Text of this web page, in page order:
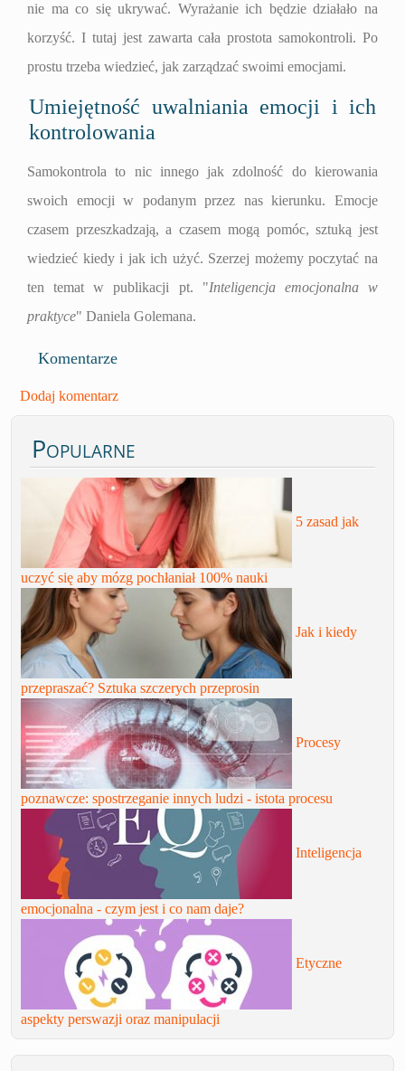
nie ma co się ukrywać. Wyrażanie ich będzie działało na
korzyść. I tutaj jest zawarta cała prostota samokontroli. Po
prostu trzeba wiedzieć, jak zarządzać swoimi emocjami.
Umiejętność uwalniania emocji i ich
kontrolowania
Samokontrola to nic innego jak zdolność do kierowania
swoich emocji w podanym przez nas kierunku. Emocje
czasem przeszkadzają, a czasem mogą pomóc, sztuką jest
wiedzieć kiedy i jak ich użyć. Szerzej możemy poczytać na
ten temat w publikacji pt. "Inteligencja emocjonalna w
praktyce" Daniela Golemana.
Komentarze
Dodaj komentarz
Popularne
5 zasad jak
uczyć się aby mózg pochłaniał 100% nauki
Jak i kiedy
przepraszać? Sztuka szczerych przeprosin
Procesy
poznawcze: spostrzeganie innych ludzi - istota procesu
Inteligencja
emocjonalna - czym jest i co nam daje?
Etyczne
aspekty perswazji oraz manipulacji